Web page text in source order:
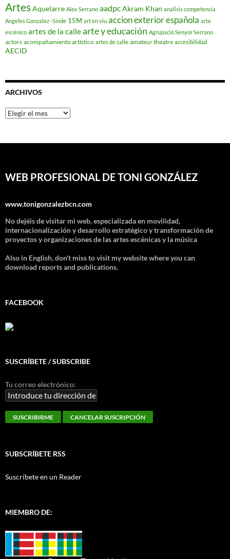
ArtesAquelarre Alex Serrano aadpcAkram Khan analisis competencia
Angeles Gonzalez -Sinde 15M art en viu accion exterior española arte
escénico artes de la callearte y educación Agrupació Senyor Serrano
actors acompañamiento artístico artes de calle amateur theatre accesibilidad
AECID
ARCHIVOS
Archivos
WEB PROFESIONAL DE TONI GONZÁLEZ
www.tonigonzalezbcn.com
No dejéis de visitar mi web, especializada en movilidad,
internacionalización y desarrollo estratégico y transformación de
proyectos y organizaciones de las artes escénicas y la música
Also in English, don't miss to visit my website where you can
download reports and publications.
FACEBOOK
SUSCRÍBETE / SUBSCRIBE
Tu correo electrónico:
SUBSCRÍBETE RSS
Suscríbete en un Reader
MIEMBRO DE: